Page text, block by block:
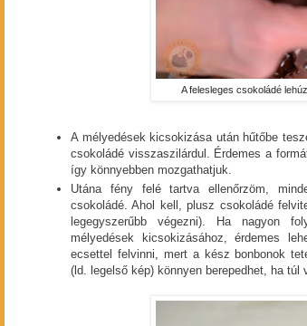
A felesleges csokoládé
A mélyedések kicsokizása után hűtőbe
csokoládé visszaszilárdul. Érdemes a
így könnyebben mozgathatjuk.
Utána fény felé tartva ellenőrzöm,
csokoládé. Ahol kell, plusz csokoládé
legegyszerűbb végezni). Ha nagyon
mélyedések kicsokizásához, érdemes
ecsettel felvinni, mert a kész bonbonok
(ld. legelső kép) könnyen berepedhet, ha túl